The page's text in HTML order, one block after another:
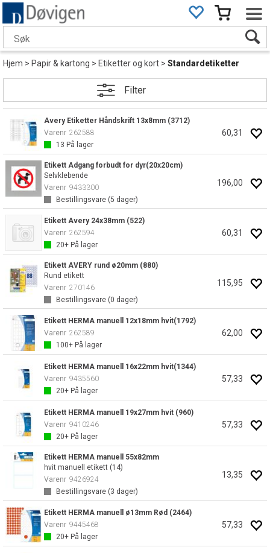
Hjem>Papir & kartong>Etiketter og kort>Standardetiketter
Filter
Avery Etiketter Håndskrift 13x8mm (3712)
Varenr 262588
13 På lager
60,31
Etikett Adgang forbudt for dyr(20x20cm)
Selvklebende
Varenr 9433300
Bestillingsvare (5 dager)
196,00
Etikett Avery 24x38mm (522)
Varenr 262594
20+ På lager
60,31
Etikett AVERY rund ø20mm (880)
Rund etikett
Varenr 270146
Bestillingsvare (0 dager)
115,95
Etikett HERMA manuell 12x18mm hvit(1792)
Varenr 262589
100+ På lager
62,00
Etikett HERMA manuell 16x22mm hvit(1344)
Varenr 9435560
20+ På lager
57,33
Etikett HERMA manuell 19x27mm hvit (960)
Varenr 9410246
20+ På lager
57,33
Etikett HERMA manuell 55x82mm
hvit manuell etikett (14)
Varenr 9426924
Bestillingsvare (3 dager)
13,35
Etikett HERMA manuell ø13mm Rød (2464)
Varenr 9445468
20+ På lager
57,33